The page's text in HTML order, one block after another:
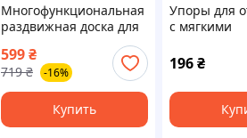
Многофункциональная
раздвижная доска для
отжиманий с таймером
для тренировок JT-999-
1
599₴
719 ₴ -16%
Купить
Упоры для
с мягкими
ручками
196₴